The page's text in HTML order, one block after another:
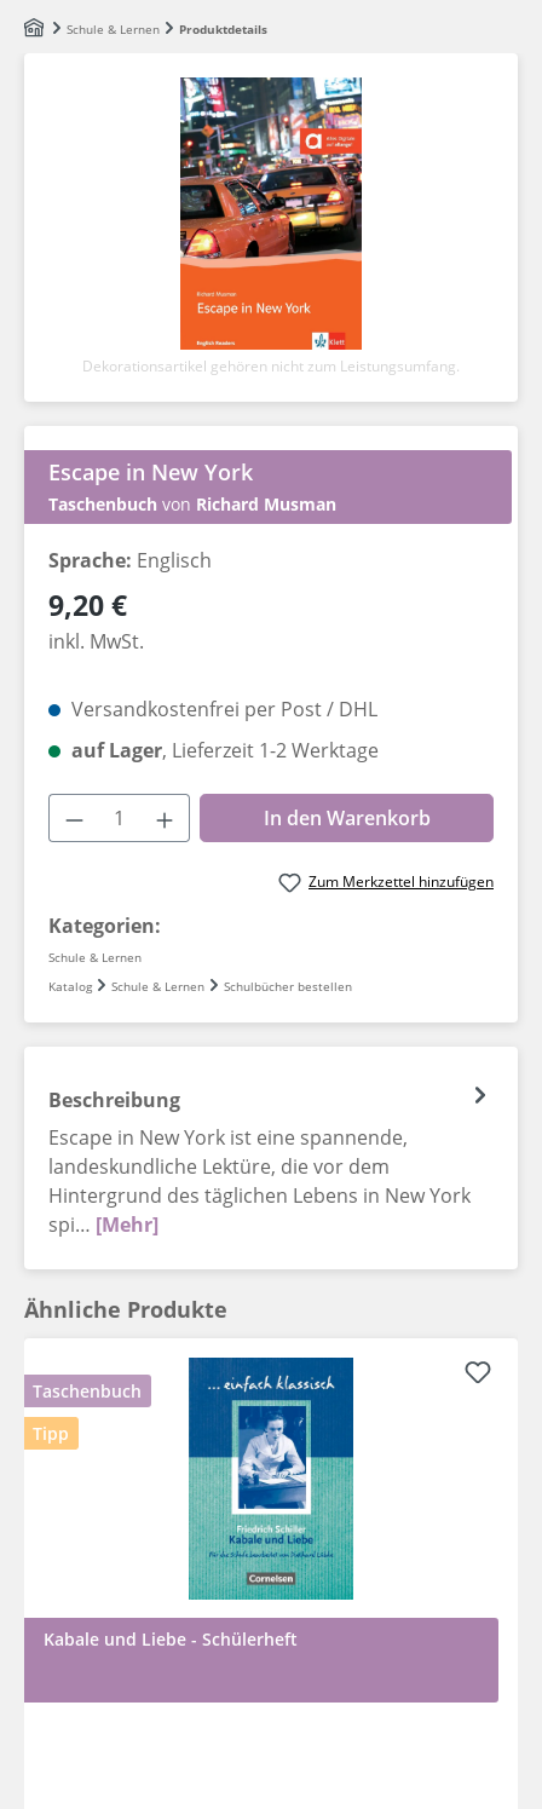
Zum Hauptinhalt springen
Schule & Lernen Produktdetails
Dekorationsartikel gehören nicht zum Leistungsumfang.
Escape in New York
Taschenbuch von Richard Musman
Sprache: Englisch
Regulärer Preis:
9,20 €
inkl. MwSt.
Versandkostenfrei per Post / DHL
auf Lager, Lieferzeit 1-2 Werktage
Produkt Anzahl: Gib den
In den Warenkorb
Zum Merkzettel hinzufügen
Kategorien:
Schule & Lernen
Katalog
Schule & Lernen Schulbücher bestellen
Beschreibung
Escape in New York ist eine spannende,
landeskundliche Lektüre, die vor dem
Hintergrund des täglichen Lebens in New York
spi… [Mehr]
Ähnliche Produkte
Taschenbuch
Tipp
Kabale und Liebe - Schülerheft